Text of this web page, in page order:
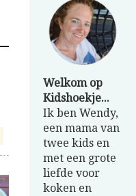
Welkom op
Kidshoekje...
Ik ben Wendy,
een mama van
twee kids en
met een grote
liefde voor
koken en